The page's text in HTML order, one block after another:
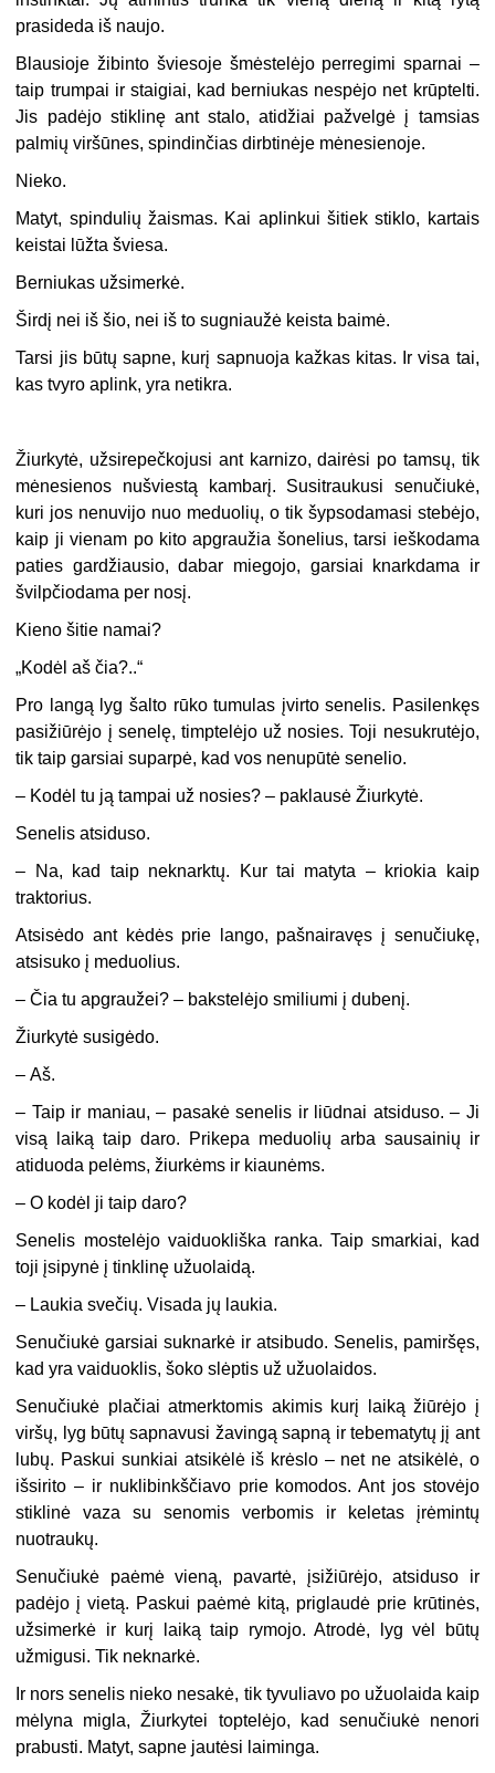
prasideda iš naujo.
Blausioje žibinto šviesoje šmėstelėjo perregimi sparnai –
taip trumpai ir staigiai, kad berniukas nespėjo net krūptelti.
Jis padėjo stiklinę ant stalo, atidžiai pažvelgė į tamsias
palmių viršūnes, spindinčias dirbtinėje mėnesienoje.
Nieko.
Matyt, spindulių žaismas. Kai aplinkui šitiek stiklo, kartais
keistai lūžta šviesa.
Berniukas užsimerkė.
Širdį nei iš šio, nei iš to sugniaužė keista baimė.
Tarsi jis būtų sapne, kurį sapnuoja kažkas kitas. Ir visa tai,
kas tvyro aplink, yra netikra.
Žiurkytė, užsirepečkojusi ant karnizo, dairėsi po tamsų, tik
mėnesienos nušviestą kambarį. Susitraukusi senučiukė,
kuri jos nenuvijo nuo meduolių, o tik šypsodamasi stebėjo,
kaip ji vienam po kito apgraužia šonelius, tarsi ieškodama
paties gardžiausio, dabar miegojo, garsiai knarkdama ir
švilpčiodama per nosį.
Kieno šitie namai?
„Kodėl aš čia?..“
Pro langą lyg šalto rūko tumulas įvirto senelis. Pasilenkęs
pasižiūrėjo į senelę, timptelėjo už nosies. Toji nesukrutėjo,
tik taip garsiai suparpė, kad vos nenupūtė senelio.
– Kodėl tu ją tampai už nosies? – paklausė Žiurkytė.
Senelis atsiduso.
–
Na, kad taip neknarktų. Kur tai matyta – kriokia kaip
traktorius.
Atsisėdo ant kėdės prie lango, pašnairavęs į senučiukę,
atsisuko į meduolius.
–Čia tu apgraužei? – bakstelėjo smiliumi į dubenį.
Žiurkytė susigėdo.
–Aš.
– Taip ir maniau, – pasakė senelis ir liūdnai atsiduso. – Ji
visą laiką taip daro. Prikepa meduolių arba sausainių ir
atiduoda pelėms, žiurkėms ir kiaunėms.
–O kodėl ji taip daro?
Senelis mostelėjo vaiduokliška ranka. Taip smarkiai, kad
toji įsipynė į tinklinę užuolaidą.
– Laukia svečių. Visada jų laukia.
Senučiukė garsiai suknarkė ir atsibudo. Senelis, pamiršęs,
kad yra vaiduoklis, šoko slėptis už užuolaidos.
Senučiukė plačiai atmerktomis akimis kurį laiką žiūrėjo į
viršų, lyg būtų sapnavusi žavingą sapną ir tebematytų jį ant
lubų. Paskui sunkiai atsikėlė iš krėslo – net ne atsikėlė, o
išsirito – ir nuklibinkščiavo prie komodos. Ant jos stovėjo
stiklinė vaza su senomis verbomis ir keletas įrėmintų
nuotraukų.
Senučiukė paėmė vieną, pavartė, įsižiūrėjo, atsiduso ir
padėjo į vietą. Paskui paėmė kitą, priglaudė prie krūtinės,
užsimerkė ir kurį laiką taip rymojo. Atrodė, lyg vėl būtų
užmigusi. Tik neknarkė.
Ir nors senelis nieko nesakė, tik tyvuliavo po užuolaida kaip
mėlyna migla, Žiurkytei toptelėjo, kad senučiukė nenori
prabusti. Matyt, sapne jautėsi laiminga.